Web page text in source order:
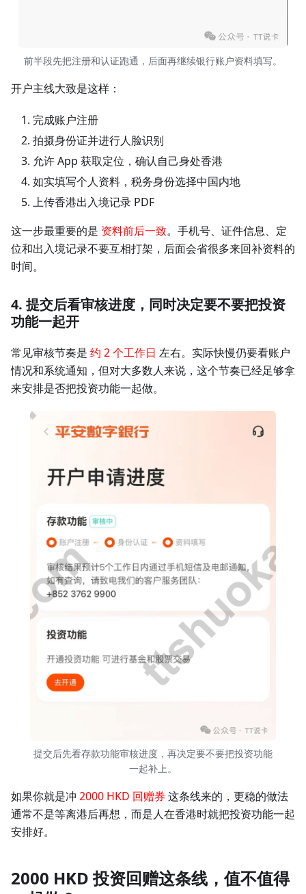
前半段先把注册和认证跑通，后面再继续银行账户资料填写。
开户主线大致是这样：
完成账户注册
拍摄身份证并进行人脸识别
允许 App 获取定位，确认自己身处香港
如实填写个人资料，税务身份选择中国内地
上传香港出入境记录 PDF
这一步最重要的是 资料前后一致。手机号、证件信息、定
位和出入境记录不要互相打架，后面会省很多来回补资料的
时间。
4. 提交后看审核进度，同时决定要不要把投资
功能一起开
常见审核节奏是 约 2 个工作日 左右。实际快慢仍要看账户
情况和系统通知，但对大多数人来说，这个节奏已经足够拿
来安排是否把投资功能一起做。
提交后先看存款功能审核进度，再决定要不要把投资功能
一起补上。
如果你就是冲 2000 HKD 回赠券 这条线来的，更稳的做法
通常不是等离港后再想，而是人在香港时就把投资功能一起
安排好。
2000 HKD 投资回赠这条线，值不值得